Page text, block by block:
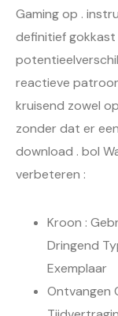
Gaming op .
definitief
reactieve
kruisend zowel
zonder dat er
download . bol
verbeteren :
Kroon :
Dringend
Exemplaar
Ontvangen